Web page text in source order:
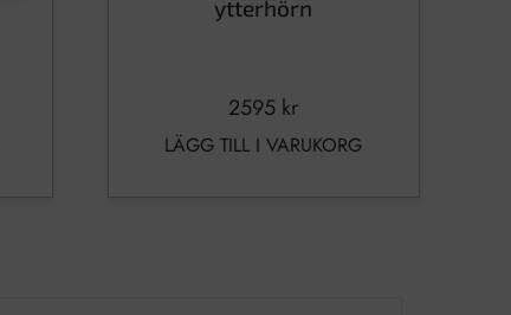
ytterhörn
2595 kr
LÄGG TILL I VARUKORG